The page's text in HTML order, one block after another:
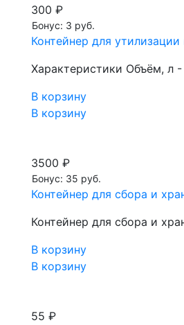
300 ₽
Бонус: 3 руб.
Контейнер для
Характеристики Объём, л
В корзину
В корзину
3500 ₽
Бонус: 35 руб.
Контейнер для сбора и
Контейнер для сбора и
В корзину
В корзину
55 ₽